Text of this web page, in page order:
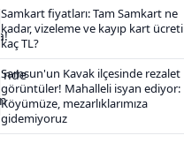
Samkart fiyatları: Tam Samkart ne
kadar, vizeleme ve kayıp kart ücreti
kaç TL?
Samsun'un Kavak ilçesinde rezalet
görüntüler! Mahalleli isyan ediyor:
Köyümüze, mezarlıklarımıza
gidemiyoruz